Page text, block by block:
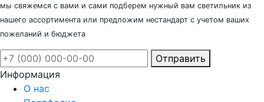
мы свяжемся с вами и сами подберем нужный вам светильник из
нашего ассортимента или предложим нестандарт с учетом ваших
пожеланий и бюджета
Отправить
Информация
О нас